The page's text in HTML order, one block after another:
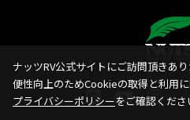
ナッツRV公式サイトにご訪問頂きあ
便性向上のためCookieの取得と利用
プライバシーポリシーをご確認くださ